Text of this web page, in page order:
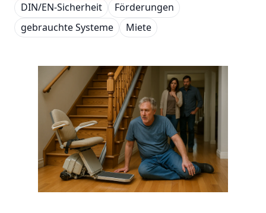
DIN/EN-Sicherheit
Förderungen
gebrauchte Systeme
Miete